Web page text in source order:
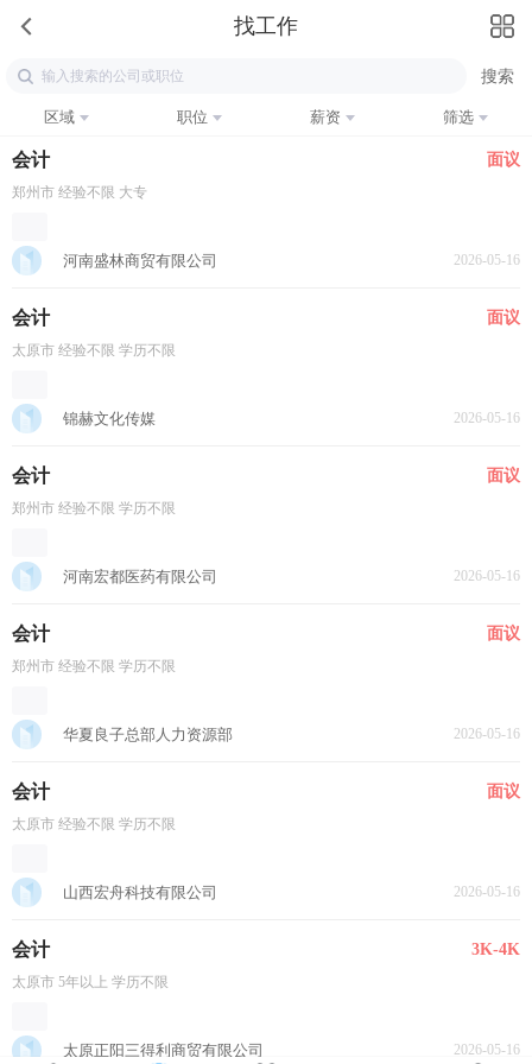
找工作
区域 职位 薪资 筛选
会计 面议
郑州市 经验不限 大专
河南盛林商贸有限公司 2026-05-16
会计 面议
太原市 经验不限 学历不限
锦赫文化传媒 2026-05-16
会计 面议
郑州市 经验不限 学历不限
河南宏都医药有限公司 2026-05-16
会计 面议
郑州市 经验不限 学历不限
华夏良子总部人力资源部 2026-05-16
会计 面议
太原市 经验不限 学历不限
山西宏舟科技有限公司 2026-05-16
会计 3K-4K
太原市 5年以上 学历不限
太原正阳三得利商贸有限公司 2026-05-16